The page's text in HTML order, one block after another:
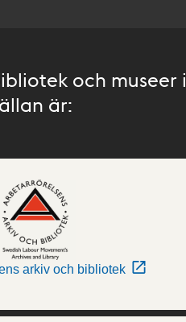
och museer i
är:
arkiv och bibliotek